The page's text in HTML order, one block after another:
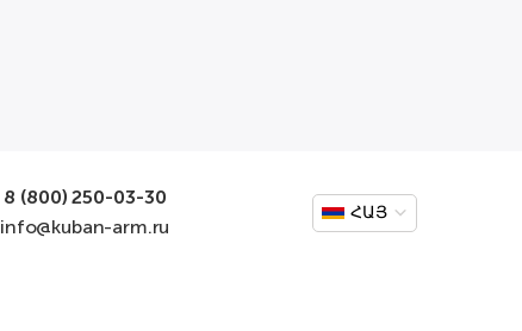
8 (800) 250-03-30
info@kuban-arm.ru
ՀԱՅ